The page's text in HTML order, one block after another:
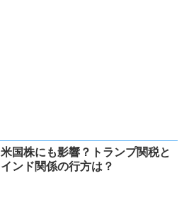
米国株にも影響？トランプ関税と
インド関係の行方は？